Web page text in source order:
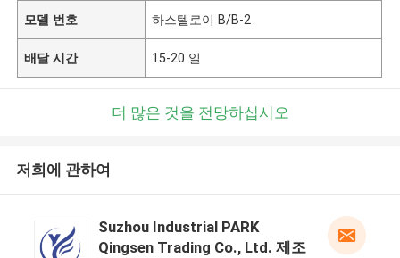
모델 번호 하스텔로이 B/B-2
배달 시간 15-20 일
더 많은 것을 전망하십시오
저희에 관하여
Suzhou Industrial PARK
Qingsen Trading Co., Ltd. 제조